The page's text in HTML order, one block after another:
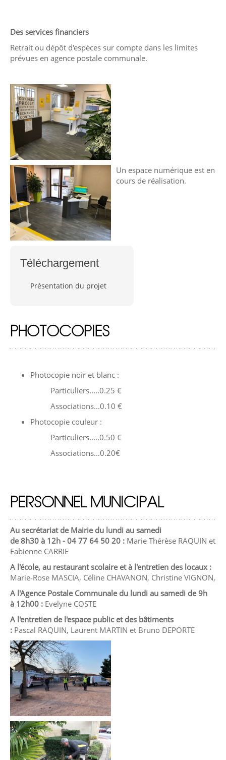
Des services financiers
Retrait ou dépôt d'espèces sur compte dans les limites
prévues en agence postale communale.
Un espace numérique est en
cours de réalisation.
Téléchargement
Présentation du projet
PHOTOCOPIES
Photocopie noir et blanc :
Particuliers.....0.25 €
Associations...0.10 €
Photocopie couleur :
Particuliers.....0.50 €
Associations...0.20€
PERSONNEL MUNICIPAL
Au secrétariat de Mairie du lundi au samedi
de 8h30 à 12h - 04 77 64 50 20 : Marie Thérèse RAQUIN et
Fabienne CARRIE
A l'école, au restaurant scolaire et à l'entretien des locaux :
Marie-Rose MASCIA, Céline CHAVANON, Christine VIGNON,
A l'Agence Postale Communale du lundi au samedi de 9h
à 12h00 : Evelyne COSTE
A l'entretien de l'espace public et des bâtiments
: Pascal RAQUIN, Laurent MARTIN et Bruno DEPORTE